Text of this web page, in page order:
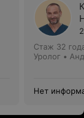
Стаж 32
Уролог •
Нет